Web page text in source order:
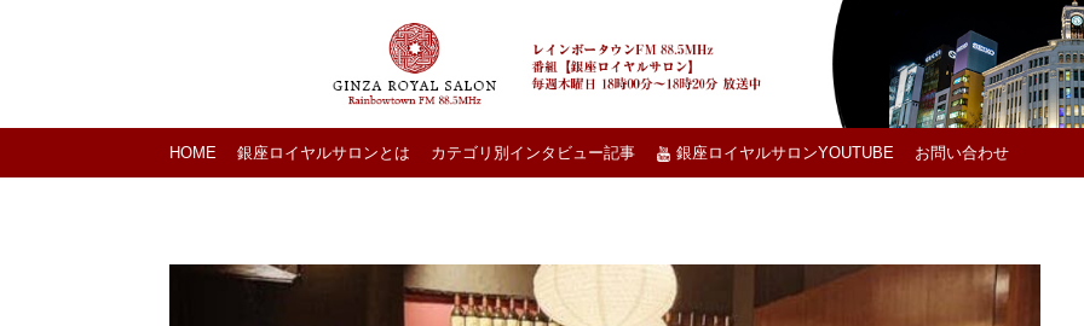
HOME 銀座ロイヤルサロンとは カテゴリ別インタビュー記事 銀座ロイヤルサロンYOUTUBE お問い合わせ